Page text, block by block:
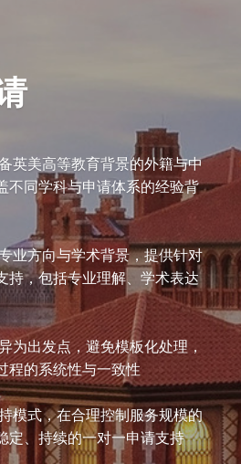
英美高等教育背景的外籍与中
不同学科与申请体系的经验背
业方向与学术背景，提供针对
持，包括专业理解、学术表达
为出发点，避免模板化处理，
程的系统性与一致性
模式，在合理控制服务规模的
定、持续的一对一申请支持